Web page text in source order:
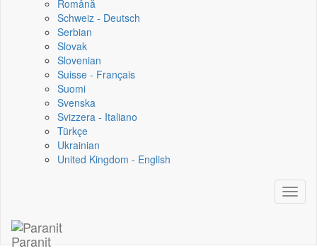
Română
Schweiz - Deutsch
Serbian
Slovak
Slovenian
Suisse - Français
Suomi
Svenska
Svizzera - Italiano
Türkçe
Ukrainian
United Kingdom - English
Paranit